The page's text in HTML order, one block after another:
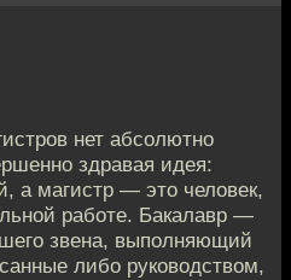
нет абсолютно
здравая идея:
а магистр — это человек,
работе. Бакалавр —
звена, выполняющий
либо руководством,